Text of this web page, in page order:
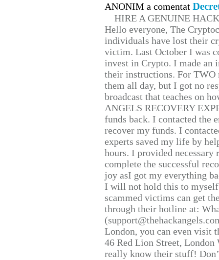
ANONIM a comentat
HIRE A GENUINE
Hello everyone, The
individuals have lost their
victim. Last October I was
invest in Crypto. I made
their instructions. For TWO
them all day, but I got no
broadcast that teaches on
ANGELS RECOVERY
funds back. I contacted the
recover my funds. I
experts saved my life by
hours. I provided
complete the successful
joy asI got my everything
I will not hold this to
scammed victims can get
through their hotline at:
London, you can even visit
46 Red Lion Street, London
really know their stuff!